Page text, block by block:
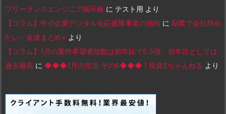
フリーランスエンジニア掲示板 に テスト用 より
【コラム】中小企業デジタル化応援隊事業の傾向 に 副業で会社辞め
たい - 金速まとめ+ より
【コラム】1月の案件希望者指数は前年比で5.5倍、前年比としては
過去最高 に ◆◆◆1月の市況 その6◆◆◆ | 投資5ちゃんねる より